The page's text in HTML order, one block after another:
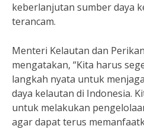
keberlanjutan sumber daya
terancam.
Menteri Kelautan dan
mengatakan, “Kita harus
langkah nyata untuk
daya kelautan di Indonesia.
untuk melakukan
agar dapat terus